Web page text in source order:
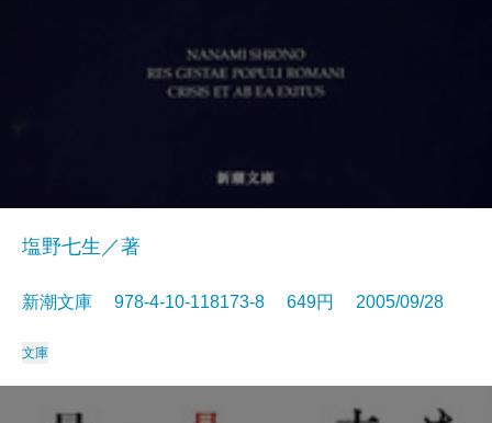
塩野七生／著
新潮文庫 978-4-10-118173-8 649円 2005/09/28
文庫